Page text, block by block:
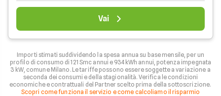
Vai
Importi stimati suddividendo la spesa annua su base mensile, per un
profilo di consumo di 121 Smc annui e 934 kWh annui, potenza impegnata
3 kW, comune Milano. Le tariffe possono essere soggette a variazione a
seconda dei consumi e della stagionalità. Verifica le condizioni
economiche e contrattuali del Partner scelto prima della sottoscrizione.
Scopri come funziona il servizio e come calcoliamo il risparmio